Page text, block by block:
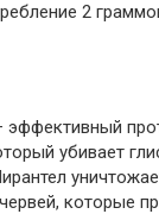
2
эффективный
убивает
которые